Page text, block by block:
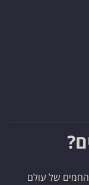
החמים של עולם